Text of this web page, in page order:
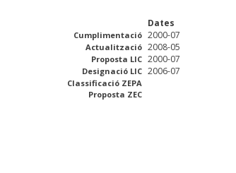
Dates
Cumplimentació 2000-07
Actualització 2008-05
Proposta LIC 2000-07
Designació LIC 2006-07
Classificació ZEPA
Proposta ZEC